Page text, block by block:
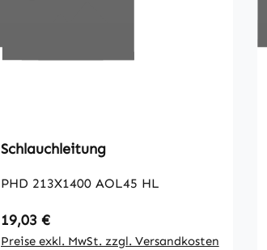
Schlauchleitung
PHD 213X1400 AOL45 HL
Regulärer Preis:
19,03 €
Preise exkl. MwSt. zzgl. Versandkosten